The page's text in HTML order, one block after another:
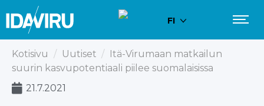
FI
Kotisivu / Uutiset / Itä-Virumaan matkailun
suurin kasvupotentiaali piilee suomalaisissa
21.7.2021